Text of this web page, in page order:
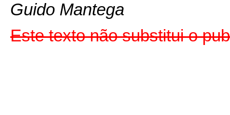
Guido Mantega
Este texto não substitui o